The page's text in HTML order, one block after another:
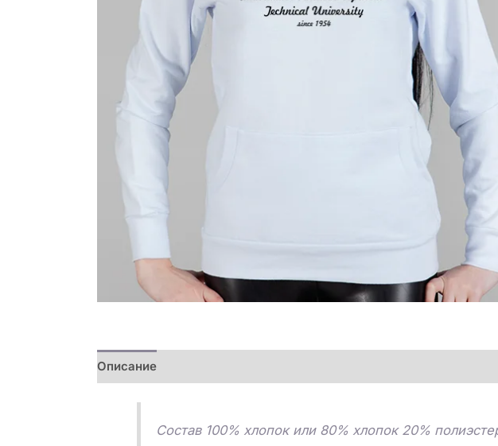
Описание
Состав 100% хлопок или 80% хлопок 20%